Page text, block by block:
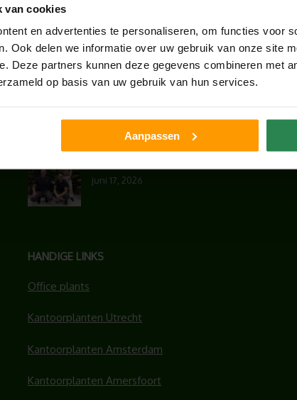
van cookies
en advertenties te personaliseren, om functies voor
Ook delen we informatie over uw gebruik van onze site
Deze partners kunnen deze gegevens combineren met
op basis van uw gebruik van hun services.
Aanpassen
PAKKEN WE HET AAN
augustus 7, 2026
UNION HOUSE UTRECHT
juni 17, 2026
HANDIGE LINKS
Office plants
Kantoorplanten Utrecht
Kantoorplanten Amsterdam
Kantoorplanten Amersfoort